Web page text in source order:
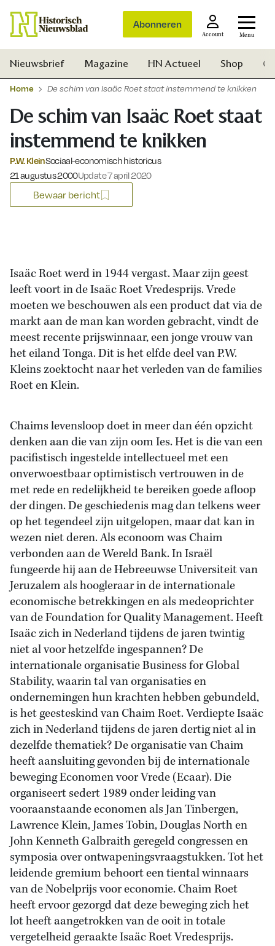
Abonneren
Account Menu
Nieuwsbrief Magazine HN Actueel Shop
Home De schim van Isaäc Roet staat instemmend te knikken
De schim van Isaäc Roet staat
instemmend te knikken
P.W. KleinSociaal-economisch historicus
Gepubliceerd op:
21 augustus 2000Update 7 april 2020
Bewaar bericht
Isaäc Roet werd in 1944 vergast. Maar zijn geest
leeft voort in de Isaäc Roet Vredesprijs. Vrede
moeten we beschouwen als een product dat via de
markt aan de man kan worden gebracht, vindt de
meest recente prijswinnaar, een jonge vrouw van
het eiland Tonga. Dit is het elfde deel van P.W.
Kleins zoektocht naar het verleden van de families
Roet en Klein.
Chaims levensloop doet in meer dan één opzicht
denken aan die van zijn oom Ies. Het is die van een
pacifistisch ingestelde intellectueel met een
onverwoestbaar optimistisch vertrouwen in de
met rede en redelijkheid te bereiken goede afloop
der dingen. De geschiedenis mag dan telkens weer
op het tegendeel zijn uitgelopen, maar dat kan in
wezen niet deren. Als econoom was Chaim
verbonden aan de Wereld Bank. In Israël
fungeerde hij aan de Hebreeuwse Universiteit van
Jeruzalem als hoogleraar in de internationale
economische betrekkingen en als medeoprichter
van de Foundation for Quality Management. Heeft
Isaäc zich in Nederland tijdens de jaren twintig
niet al voor hetzelfde ingespannen? De
internationale organisatie Business for Global
Stability, waarin tal van organisaties en
ondernemingen hun krachten hebben gebundeld,
is het geesteskind van Chaim Roet. Verdiepte Isaäc
zich in Nederland tijdens de jaren dertig niet al in
dezelfde thematiek? De organisatie van Chaim
heeft aansluiting gevonden bij de internationale
beweging Economen voor Vrede (Ecaar). Die
organiseert sedert 1989 onder leiding van
vooraanstaande economen als Jan Tinbergen,
Lawrence Klein, James Tobin, Douglas North en
John Kenneth Galbraith geregeld congressen en
symposia over ontwapeningsvraagstukken. Tot het
leidende gremium behoort een tiental winnaars
van de Nobelprijs voor economie. Chaim Roet
heeft ervoor gezorgd dat deze beweging zich het
lot heeft aangetrokken van de ooit in totale
vergetelheid geraakte Isaäc Roet Vredesprijs.